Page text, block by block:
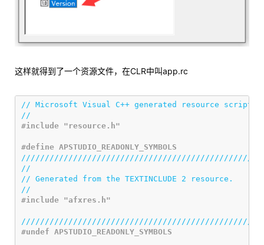
这样就得到了一个资源文件，在CLR中叫app.rc
// Microsoft Visual C++ generated resource script.
//
//
// Generated from the TEXTINCLUDE 2 resource.
//